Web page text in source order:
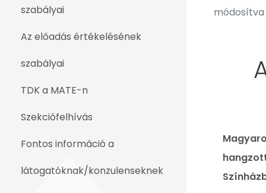
szabályai
Az előadás értékelésének
szabályai
TDK a MATE-n
Szekciófelhívás
Fontos információ a
látogatóknak/konzulenseknek
módosítva